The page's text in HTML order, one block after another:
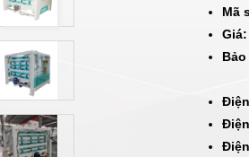
Mã
Giá: